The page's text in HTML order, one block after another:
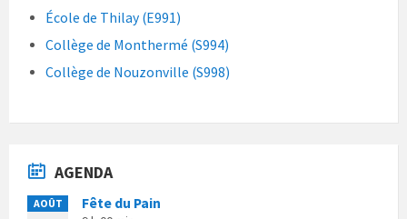
École de Thilay (E991)
Collège de Monthermé (S994)
Collège de Nouzonville (S998)
AGENDA
AOÛT Fête du Pain